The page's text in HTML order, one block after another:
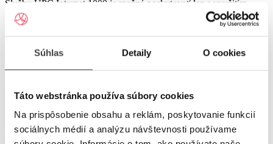
Súhlas Detaily O cookies
Táto webstránka používa súbory cookies
Na prispôsobenie obsahu a reklám, poskytovanie funkcií
sociálnych médií a analýzu návštevnosti používame
Službu UPC Internet 1000 je možné poskytovať len s využitím
prenajatého resp. zakúpeného modemu GIGA ConnectBox
alebo GIGA Connect Box 6 (podľa dostupnosti) od Poskytovateľa
podľa platnej Tarify resp. podmienok aktuálne platnej kampane (len
s odbornou inštaláciou), a to v lokalitách špecifikovaných v Tarife
UPC Internet.
poskytovať len s využitím prenajatého resp. zakúpeného modemu
GIGA Connect Box 6 od Poskytovateľa podľa platnej Tarify resp.
podmienok aktuálne platnej kampane (len s odbornou inštaláciou), a
to v lokalitách špecifikovaných v Tarife UPC Internet.